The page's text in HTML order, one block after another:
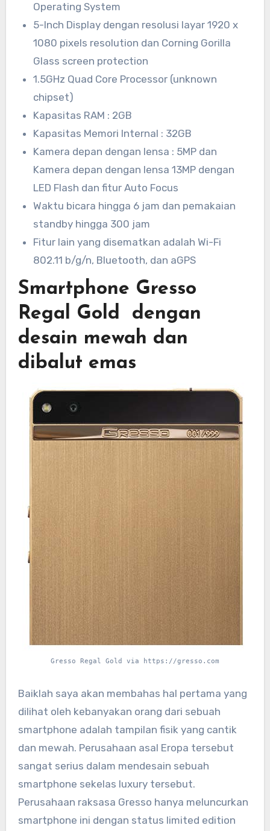
Operating System
5-Inch Display dengan resolusi layar 1920 x
1080 pixels resolution dan Corning Gorilla
Glass screen protection
1.5GHz Quad Core Processor (unknown
chipset)
Kapasitas RAM : 2GB
Kapasitas Memori Internal : 32GB
Kamera depan dengan lensa : 5MP dan
Kamera depan dengan lensa 13MP dengan
LED Flash dan fitur Auto Focus
Waktu bicara hingga 6 jam dan pemakaian
standby hingga 300 jam
Fitur lain yang disematkan adalah Wi-Fi
802.11 b/g/n, Bluetooth, dan aGPS
Smartphone Gresso
Regal Gold dengan
desain mewah dan
dibalut emas
Gresso Regal Gold via https://gresso.com
Baiklah saya akan membahas hal pertama yang
dilihat oleh kebanyakan orang dari sebuah
smartphone adalah tampilan fisik yang cantik
dan mewah. Perusahaan asal Eropa tersebut
sangat serius dalam mendesain sebuah
smartphone sekelas luxury tersebut.
Perusahaan raksasa Gresso hanya meluncurkan
smartphone ini dengan status limited edition